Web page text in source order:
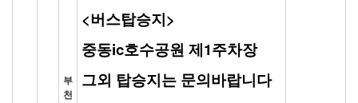
부
천
<버스탑승지>
중동ic호수공원 제1주차장
그외 탑승지는 문의바랍니다